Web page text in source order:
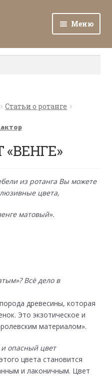
Меню
Статьи о ротанге
из ротанга Вы можете
цвета,
матовый».
Всё дело в
древесины, которая
Это экзотическое и
материалом».
опасный цвет
цвета становится
и лаконичным. Цвет